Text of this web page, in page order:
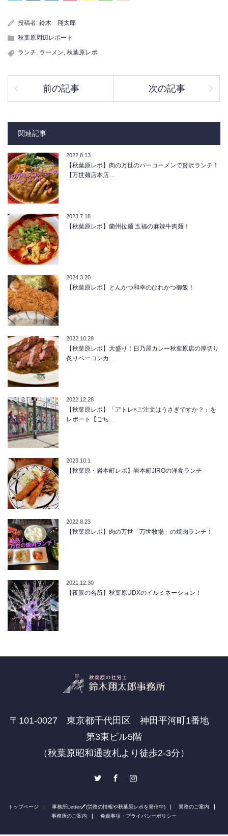
投稿者: 鈴木 翔太郎
秋葉原周辺レポート
ランチ, ラーメン, 秋葉原レポ
前の記事 次の記事
関連記事
2022.8.13
【秋葉原レポ】肉の万世のパーコーメンで贅沢ランチ！
【万世麺店本店…
2023.7.18
【秋葉原レポ】蘭州拉麺 五福の麻辣牛肉麺！
2024.3.20
【秋葉原レポ】とんかつ和幸のひれかつ御飯！
2022.10.28
【秋葉原レポ】大盛り！日乃屋カレー秋葉原店の厚切り
炙りベーコンカ…
2022.12.28
【秋葉原レポ】「アトレ×ご注文はうさぎですか？」を
レポート【ごち…
2023.10.1
【秋葉原・岩本町レポ】岩本町JIROの洋食ランチ
2022.8.23
【秋葉原レポ】肉の万世「万世牧場」の焼肉ランチ！
2021.12.30
【夜景の名所】秋葉原UDXのイルミネーション！
〒101-0027 東京都千代田区 神田平河町1番地
第3東ビル5階
（秋葉原昭和通改札より徒歩2-3分）
Instagram
トップページ 事務所Letter🖊(労務の情報や秋葉原レポを発信中)
業務のご案内
事務所のご案内
免責事項・プライバシーポリシー